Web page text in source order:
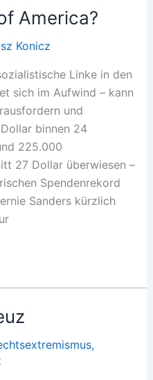
America?
Konicz
Linke in den
sich im Aufwind – kann
und
binnen 24
225.000
27 Dollar überwiesen –
Spendenrekord
Sanders kürzlich
,